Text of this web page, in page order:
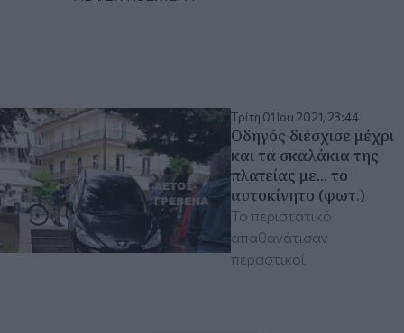
Τρίτη 01 Ιου 2021, 23:44
Οδηγός διέσχισε μέχρι
και τα σκαλάκια της
πλατείας με... το
αυτοκίνητο (φωτ.)
Το περιστατικό
απαθανάτισαν
περαστικοί